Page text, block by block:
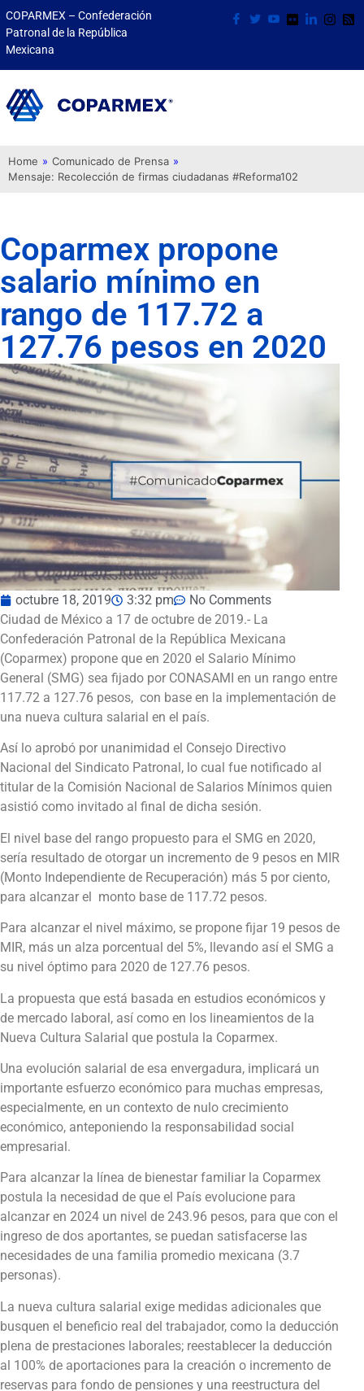
COPARMEX – Confederación
Patronal de la República
Mexicana
Home » Comunicado de Prensa »
Mensaje: Recolección de firmas ciudadanas #Reforma102
Coparmex propone
salario mínimo en
rango de 117.72 a
127.76 pesos en 2020
octubre 18, 2019 3:32 pm
No Comments
Ciudad de México a 17 de octubre de 2019.- La
Confederación Patronal de la República Mexicana
(Coparmex) propone que en 2020 el Salario Mínimo
General (SMG) sea fijado por CONASAMI en un rango entre
117.72 a 127.76 pesos, con base en la implementación de
una nueva cultura salarial en el país.
Así lo aprobó por unanimidad el Consejo Directivo
Nacional del Sindicato Patronal, lo cual fue notificado al
titular de la Comisión Nacional de Salarios Mínimos quien
asistió como invitado al final de dicha sesión.
El nivel base del rango propuesto para el SMG en 2020,
sería resultado de otorgar un incremento de 9 pesos en MIR
(Monto Independiente de Recuperación) más 5 por ciento,
para alcanzar el monto base de 117.72 pesos.
Para alcanzar el nivel máximo, se propone fijar 19 pesos de
MIR, más un alza porcentual del 5%, llevando así el SMG a
su nivel óptimo para 2020 de 127.76 pesos.
La propuesta que está basada en estudios económicos y
de mercado laboral, así como en los lineamientos de la
Nueva Cultura Salarial que postula la Coparmex.
Una evolución salarial de esa envergadura, implicará un
importante esfuerzo económico para muchas empresas,
especialmente, en un contexto de nulo crecimiento
económico, anteponiendo la responsabilidad social
empresarial.
Para alcanzar la línea de bienestar familiar la Coparmex
postula la necesidad de que el País evolucione para
alcanzar en 2024 un nivel de 243.96 pesos, para que con el
ingreso de dos aportantes, se puedan satisfacerse las
necesidades de una familia promedio mexicana (3.7
personas).
La nueva cultura salarial exige medidas adicionales que
busquen el beneficio real del trabajador, como la deducción
plena de prestaciones laborales; reestablecer la deducción
al 100% de aportaciones para la creación o incremento de
reservas para fondo de pensiones y una reestructura del